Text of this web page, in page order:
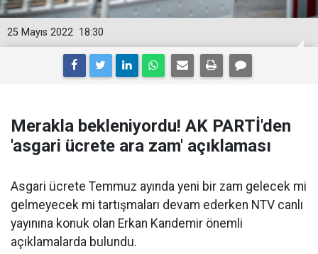
18:30
25 Mayıs 2022
Merakla bekleniyordu! AK PARTİ'den
'asgari ücrete ara zam' açıklaması
Asgari ücrete Temmuz ayında yeni bir zam gelecek mi
gelmeyecek mi tartışmaları devam ederken NTV canlı
yayınına konuk olan Erkan Kandemir önemli
açıklamalarda bulundu.